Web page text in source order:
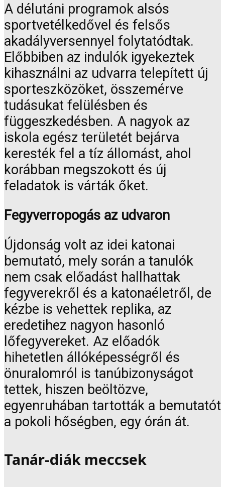
A délutáni programok alsós
sportvetélkedővel és felsős
akadályversennyel folytatódtak.
Előbbiben az indulók igyekeztek
kihasználni az udvarra telepített új
sporteszközöket, összemérve
tudásukat felülésben és
függeszkedésben. A nagyok az
iskola egész területét bejárva
keresték fel a tíz állomást, ahol
korábban megszokott és új
feladatok is várták őket.
Fegyverropogás az udvaron
Újdonság volt az idei katonai
bemutató, mely során a tanulók
nem csak előadást hallhattak
fegyverekről és a katonaéletről, de
kézbe is vehettek replika, az
eredetihez nagyon hasonló
lőfegyvereket. Az előadók
hihetetlen állóképességről és
önuralomról is tanúbizonyságot
tettek, hiszen beöltözve,
egyenruhában tartották a bemutatót
a pokoli hőségben, egy órán át.
Tanár-diák meccsek